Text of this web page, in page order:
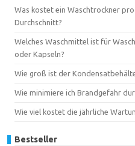
Was kostet ein Waschtrockner
Durchschnitt?
Welches Waschmittel ist für
oder Kapseln?
Wie groß ist der
Wie minimiere ich Brandgefahr
Wie viel kostet die jährliche
Bestseller